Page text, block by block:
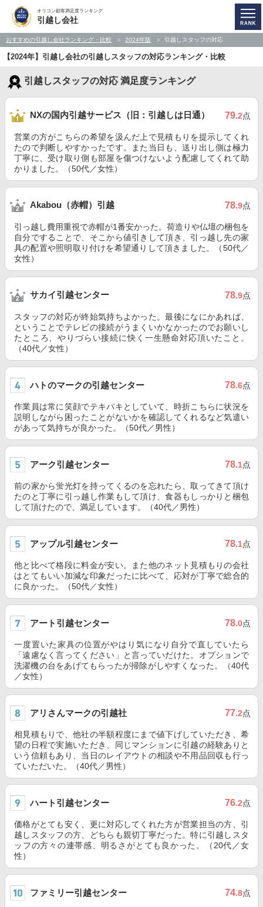
オリコン顧客満足度ランキング
引越し会社
おすすめの引越し会社ランキング・比較 2024年版 引越しスタッフの対応
【2024年】引越し会社の引越しスタッフの対応ランキング・比較
引越しスタッフの対応 満足度ランキング
NXの国内引越サービス（旧：引越しは日通） 79.2点
営業の方がこちらの希望を汲んだ上で見積もりを提示してくれ
たので判断しやすかったです。また当日も、送り出し側は極力
丁寧に、受け取り側も部屋を傷つけないよう配慮してくれて助
かりました。（50代／女性）
Akabou（赤帽）引越 78.9点
引っ越し費用重視で赤帽が1番安かった。荷造りや仏壇の梱包を
自分ですることで、そこから値引きして頂き、引っ越し先の家
具の配置や照明取り付けを希望通りして頂きました。（50代／
女性）
サカイ引越センター 78.9点
スタッフの対応が終始気持ちよかった。最後になにかあれば、
ということでテレビの接続がうまくいかなかったのでお願いし
たところ、やりづらい接続に快く一生懸命対応頂いたこと。
（40代／女性）
ハトのマークの引越センター 78.6点
作業員は常に笑顔でテキパキとしていて、時折こちらに状況を
説明しながら困ったことがないかを確認してくれるなど気遣い
があって気持ちが良かった。（50代／男性）
アーク引越センター 78.1点
前の家から蛍光灯を持ってくるのを忘れたら、取ってきて頂け
たのと丁寧に引っ越し作業もして頂け、食器もしっかりと梱包
して頂けたので、満足しています。（40代／男性）
アップル引越センター 78.1点
他と比べて格段に料金が安い。また他のネット見積もりの会社
はとてもいい加減な印象だったに比べて、応対が丁寧で総合的
に良かった。（50代／女性）
アート引越センター 78.0点
一度置いた家具の位置がやはり気になり自分で直していたら
「遠慮なく言ってください」と言っていだけた。オプションで
洗濯機の台をあげてもらったが掃除がしやすくなった。（40代
／女性）
アリさんマークの引越社 77.2点
相見積もりで、他社の半額程度にまで値下げしていただき、希
望の日程で実施いただき、同じマンションに引越の経験ありと
いう信頼もあり、当日のレイアウトの相談や不用品回収も行っ
ていただいた。（40代／男性）
ハート引越センター 76.2点
価格がとても安く、更に対応してくれた方が営業担当の方、引
越しスタッフの方、どちらも親切丁寧だった。特に引越しスタ
ッフの方々の連帯感、明るさがとても良かった。（20代／女
性）
ファミリー引越センター 74.8点